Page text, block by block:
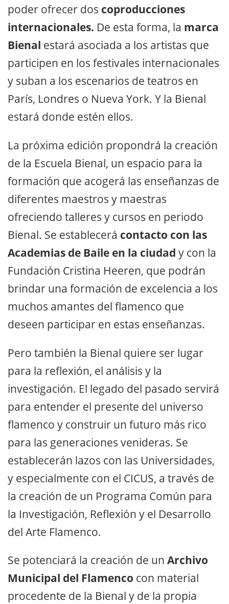
poder ofrecer dos coproducciones
internacionales. De esta forma, la marca
Bienal estará asociada a los artistas que
participen en los festivales internacionales
y suban a los escenarios de teatros en
París, Londres o Nueva York. Y la Bienal
estará donde estén ellos.
La próxima edición propondrá la creación
de la Escuela Bienal, un espacio para la
formación que acogerá las enseñanzas de
diferentes maestros y maestras
ofreciendo talleres y cursos en periodo
Bienal. Se establecerá contacto con las
Academias de Baile en la ciudad y con la
Fundación Cristina Heeren, que podrán
brindar una formación de excelencia a los
muchos amantes del flamenco que
deseen participar en estas enseñanzas.
Pero también la Bienal quiere ser lugar
para la reflexión, el análisis y la
investigación. El legado del pasado servirá
para entender el presente del universo
flamenco y construir un futuro más rico
para las generaciones venideras. Se
establecerán lazos con las Universidades,
y especialmente con el CICUS, a través de
la creación de un Programa Común para
la Investigación, Reflexión y el Desarrollo
del Arte Flamenco.
Se potenciará la creación de un Archivo
Municipal del Flamenco con material
procedente de la Bienal y de la propia